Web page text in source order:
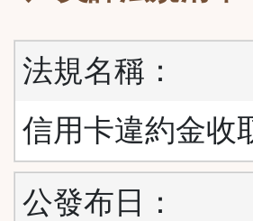
法規名稱：
信用卡違約金收
公發布日：